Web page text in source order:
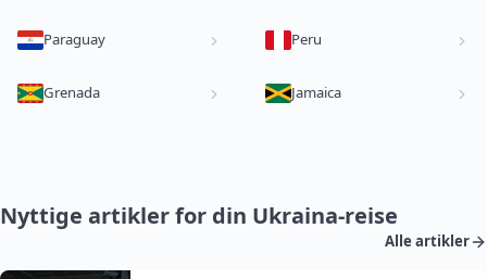
Paraguay Peru
Grenada Jamaica
Nyttige artikler for din Ukraina-reise
Alle artikler